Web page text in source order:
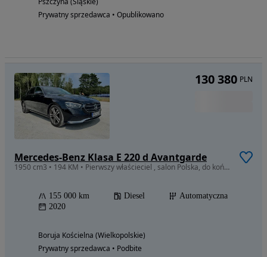
Prywatny sprzedawca • Opublikowano
Mercedes-Benz Klasa E 220 d Avantgarde
1950 cm3 • 194 KM • Pierwszy właścieciel , salon Polska, do końca serwis ASO
155 000 km Diesel
Automatyczna
2020
Boruja Kościelna (Wielkopolskie)
Prywatny sprzedawca • Podbite
130 380 PLN